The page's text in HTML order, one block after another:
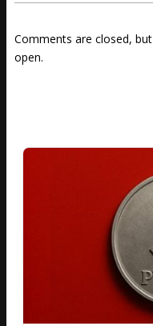
07
Comments are closed, but
open.